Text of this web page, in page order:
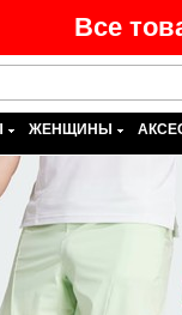
Все
ЖЕНЩИНЫ
> Каталог